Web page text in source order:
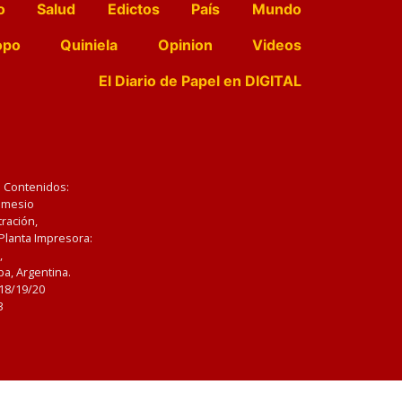
Salud Edictos País
Mundo
Quiniela Opinion
Videos
El Diario de Papel en DIGITAL
Impresora:
Argentina.
19/20